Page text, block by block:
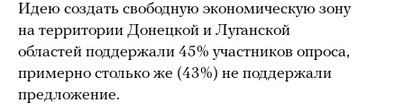
Идею создать свободную экономическую зону
на территории Донецкой и Луганской
областей поддержали 45% участников опроса,
примерно столько же (43%) не поддержали
предложение.